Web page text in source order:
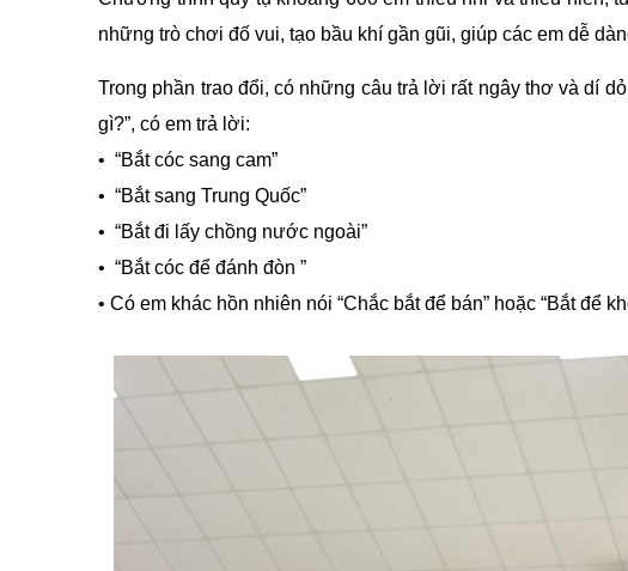
những trò chơi đố vui, tạo bầu khí gần gũi, giúp các em dễ
Trong phần trao đổi, có những câu trả lời rất ngây thơ và dí
gì?”, có em trả lời:
• “Bắt cóc sang cam”
• “Bắt sang Trung Quốc”
• “Bắt đi lấy chồng nước ngoài”
• “Bắt cóc để đánh đòn ”
• Có em khác hồn nhiên nói “Chắc bắt để bán” hoặc “Bắt để